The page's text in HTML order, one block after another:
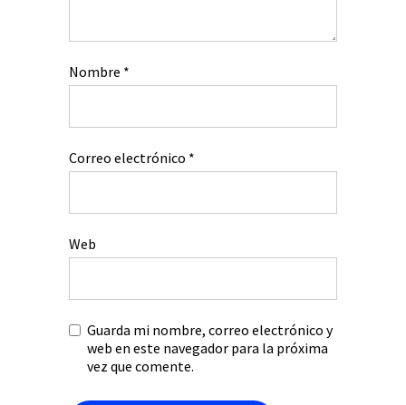
Nombre *
Correo electrónico *
Web
Guarda mi nombre, correo electrónico y
web en este navegador para la próxima
vez que comente.